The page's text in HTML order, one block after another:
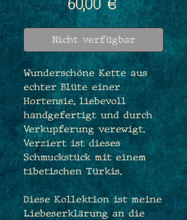
60,00 €Preis
Nicht verfügbar
Wunderschöne Kette aus
echter Blüte einer
Hortensie, liebevoll
handgefertigt und durch
Verkupferung verewigt.
Verziert ist dieses
Schmuckstück mit einem
tibetischen Türkis.
Diese Kollektion ist meine
Liebeserklärung an die